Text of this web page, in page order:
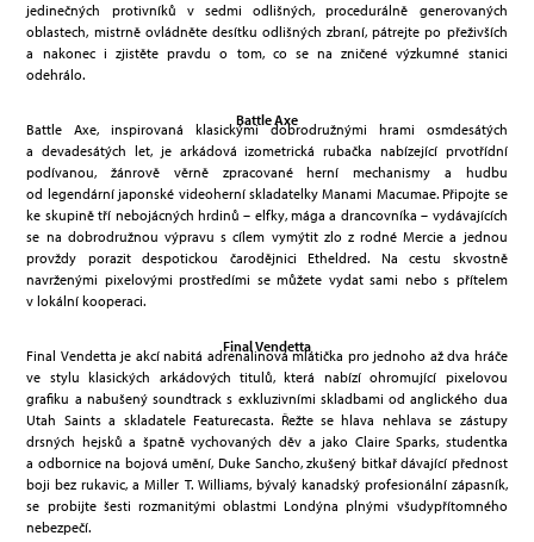
jedinečných protivníků v sedmi odlišných, procedurálně generovaných
oblastech, mistrně ovládněte desítku odlišných zbraní, pátrejte po přeživších
a nakonec i zjistěte pravdu o tom, co se na zničené výzkumné stanici
odehrálo.
Battle Axe
Battle Axe, inspirovaná klasickými dobrodružnými hrami osmdesátých
a devadesátých let, je arkádová izometrická rubačka nabízející prvotřídní
podívanou, žánrově věrně zpracované herní mechanismy a hudbu
od legendární japonské videoherní skladatelky Manami Macumae. Připojte se
ke skupině tří nebojácných hrdinů – elfky, mága a drancovníka – vydávajících
se na dobrodružnou výpravu s cílem vymýtit zlo z rodné Mercie a jednou
provždy porazit despotickou čarodějnici Etheldred. Na cestu skvostně
navrženými pixelovými prostředími se můžete vydat sami nebo s přítelem
v lokální kooperaci.
Final Vendetta
Final Vendetta je akcí nabitá adrenalinová mlátička pro jednoho až dva hráče
ve stylu klasických arkádových titulů, která nabízí ohromující pixelovou
grafiku a nabušený soundtrack s exkluzivními skladbami od anglického dua
Utah Saints a skladatele Featurecasta. Řežte se hlava nehlava se zástupy
drsných hejsků a špatně vychovaných děv a jako Claire Sparks, studentka
a odbornice na bojová umění, Duke Sancho, zkušený bitkař dávající přednost
boji bez rukavic, a Miller T. Williams, bývalý kanadský profesionální zápasník,
se probijte šesti rozmanitými oblastmi Londýna plnými všudypřítomného
nebezpečí.